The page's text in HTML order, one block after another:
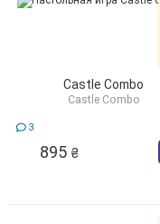
Castle Combo
Castle Combo
3
895 ₴